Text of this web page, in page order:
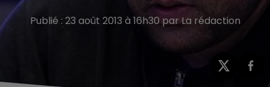
Publié : 23 août 2013 à 16h30 par La rédaction